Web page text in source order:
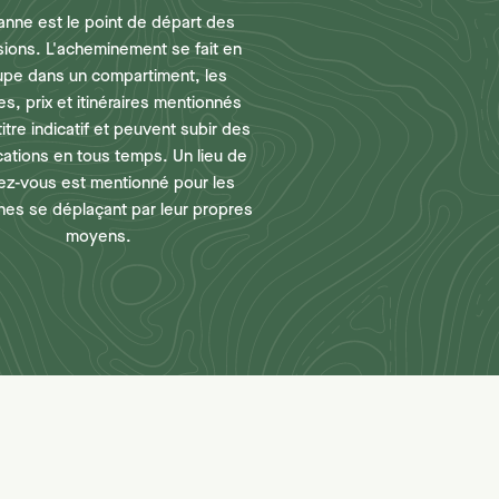
est le point de départ des
L'acheminement se fait en
dans un compartiment, les
prix et itinéraires mentionnés
indicatif et peuvent subir des
en tous temps. Un lieu de
vous est mentionné pour les
se déplaçant par leur propres
moyens.